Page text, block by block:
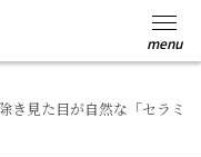
き見た目が自然な「セラミ